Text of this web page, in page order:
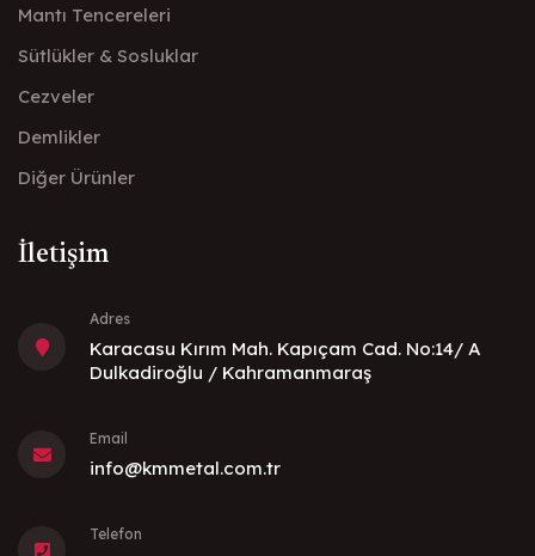
Mantı Tencereleri
Sütlükler & Sosluklar
Cezveler
Demlikler
Diğer Ürünler
İletişim
Adres
Karacasu Kırım Mah. Kapıçam Cad. No:14/ A
Dulkadiroğlu / Kahramanmaraş
Email
info@kmmetal.com.tr
Telefon